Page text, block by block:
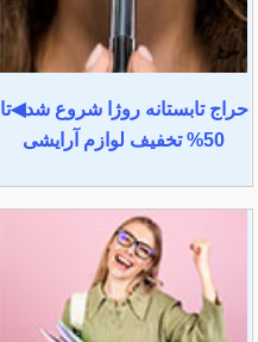
حراج تابستانه روژا شروع شد◀تا
50% تخفیف لوازم آرایشی